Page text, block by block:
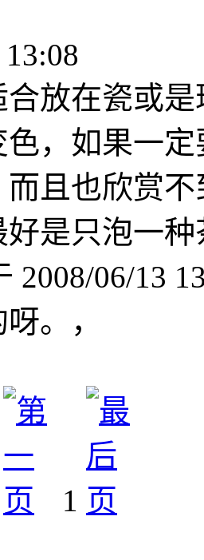
合放在瓷或
，如果一
且也欣赏
好是只泡一种
2008/06/13
。，
1